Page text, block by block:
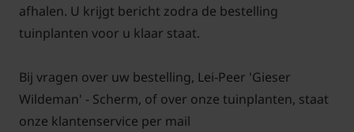
worden. In de zomer kunt u de lange scheuten al
flink inkorten. In de winter kunt u een teveel aan
'Gieser Wildeman' luchtig vertakt blijft. Kruisende
takken of takken die te dicht opeen staan, snoeit u
dan weg. Dit bevordert de gezondheid van de boom
afhalen. U krijgt bericht zodra de bestelling
tuinplanten voor u klaar staat.
Bij vragen over uw bestelling, Lei-Peer 'Gieser
Wildeman' - Scherm, of over onze tuinplanten, staat
onze klantenservice per mail